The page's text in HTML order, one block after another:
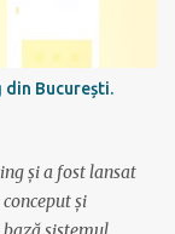
sa scot.
ca nu am un
si-l poate crea
cu
dar trebuie
si creeaza cadrul
din București.
și a fost lansat
și